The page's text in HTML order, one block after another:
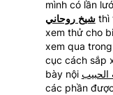
mình có lần
شيخ روحاني thì
xem thử cho
xem qua
cục cách sắp
bày nội
các phần